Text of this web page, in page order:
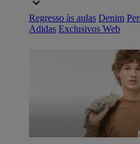
Regresso às aulas Denim
Adidas Exclusivos Web